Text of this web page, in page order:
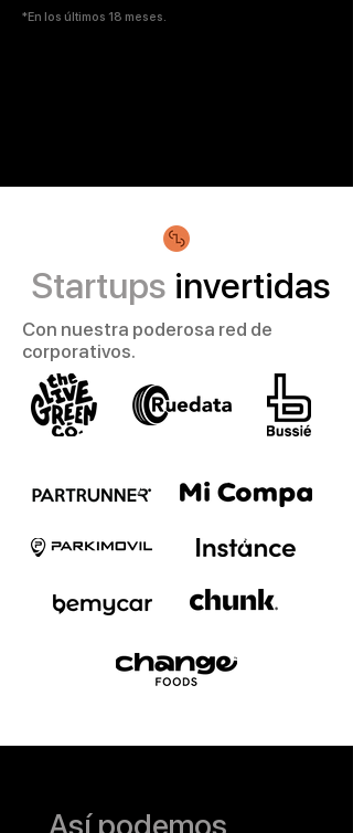
*En los últimos 18 meses.
Startups invertidas
Con nuestra poderosa red de
corporativos.
Así podemos